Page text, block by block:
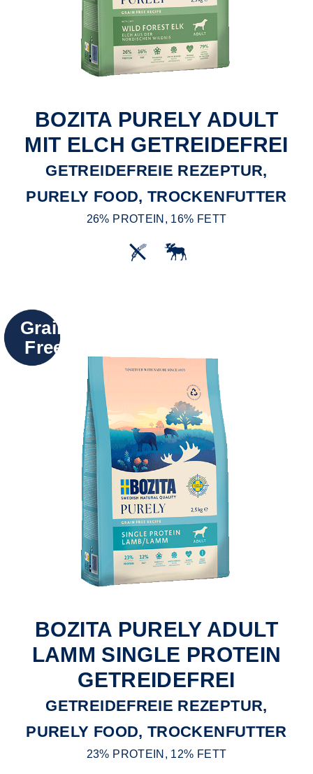
BOZITA PURELY ADULT
MIT ELCH GETREIDEFREI
GETREIDEFREIE REZEPTUR,
PURELY FOOD, TROCKENFUTTER
26% PROTEIN, 16% FETT
Grain
Free
BOZITA PURELY ADULT
LAMM SINGLE PROTEIN
GETREIDEFREI
GETREIDEFREIE REZEPTUR,
PURELY FOOD, TROCKENFUTTER
23% PROTEIN, 12% FETT